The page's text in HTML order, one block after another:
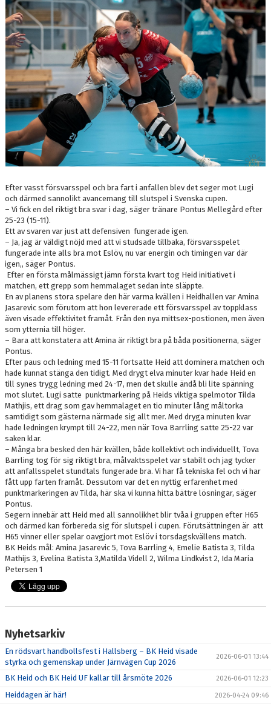
DOKUMENT
NYFIKEN PÅ HANDBOLL
HEID CUPEN
STÖTTA BK HEID - BLI MEDLEM!
HANDBOLLSGYMNASIUM
DIGITALT MATCHPROGRAM
Efter vasst försvarsspel och bra fart i anfallen blev det seger mot Lugi
och därmed sannolikt avancemang till slutspel i Svenska cupen.
– Vi fick en del riktigt bra svar i dag, säger tränare Pontus Mellegård efter
25-23 (15-11).
Ett av svaren var just att defensiven fungerade igen.
– Ja, jag är väldigt nöjd med att vi studsade tillbaka, försvarsspelet
fungerade inte alls bra mot Eslöv, nu var energin och timingen var där
igen,, säger Pontus.
Efter en första målmässigt jämn första kvart tog Heid initiativet i
matchen, ett grepp som hemmalaget sedan inte släppte.
En av planens stora spelare den här varma kvällen i Heidhallen var Amina
Jasarevic som förutom att hon levererade ett försvarsspel av toppklass
även visade effektivitet framåt. Från den nya mittsex-postionen, men även
som ytternia till höger.
– Bara att konstatera att Amina är riktigt bra på båda positionerna, säger
Pontus.
Efter paus och ledning med 15-11 fortsatte Heid att dominera matchen och
hade kunnat stänga den tidigt. Med drygt elva minuter kvar hade Heid en
till synes trygg ledning med 24-17, men det skulle ändå bli lite spänning
mot slutet. Lugi satte punktmarkering på Heids viktiga spelmotor Tilda
Mathjis, ett drag som gav hemmalaget en tio minuter lång måltorka
samtidigt som gästerna närmade sig allt mer. Med dryga minuten kvar
hade ledningen krympt till 24-22, men när Tova Barrling satte 25-22 var
saken klar.
– Många bra besked den här kvällen, både kollektivt och individuellt, Tova
Barrling tog för sig riktigt bra, målvaktsspelet var stabilt och jag tycker
att anfallsspelet stundtals fungerade bra. Vi har få tekniska fel och vi har
fått upp farten framåt. Dessutom var det en nyttig erfarenhet med
punktmarkeringen av Tilda, här ska vi kunna hitta bättre lösningar, säger
Pontus.
Segern innebär att Heid med all sannolikhet blir tvåa i gruppen efter H65
och därmed kan förbereda sig för slutspel i cupen. Förutsättningen är att
H65 vinner eller spelar oavgjort mot Eslöv i torsdagskvällens match.
BK Heids mål: Amina Jasarevic 5, Tova Barrling 4, Emelie Batista 3, Tilda
Mathijs 3, Evelina Batista 3,Matilda Videll 2, Wilma Lindkvist 2, Ida Maria
Petersen 1
Nyhetsarkiv
En rödsvart handbollsfest i Hallsberg – BK Heid visade
styrka och gemenskap under Järnvägen Cup 2026
2026-06-01 13:44
BK Heid och BK Heid UF kallar till årsmöte 2026 2026-06-01 12:23
Heiddagen är här! 2026-04-24 09:46